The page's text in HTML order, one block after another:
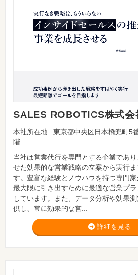
SALES ROBOTICS株式会
本社所在地 : 東京都中央区日本橋兜町5
階
当社は営業代行を専門とする企業であ
せた効果的な営業戦略の立案から実行
す。豊富な経験とノウハウを持つ専門
最大限に引き出すために最適な営業プ
しています。また、データ分析や効果
供し、常に効果的な営...
詳細を見る